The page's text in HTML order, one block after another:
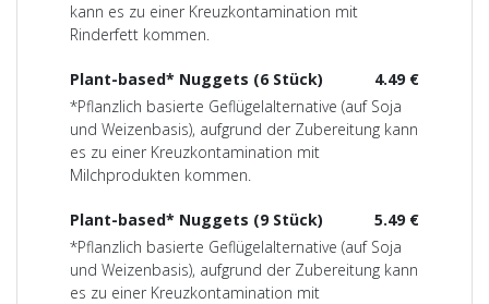
kann es zu einer Kreuzkontamination mit
Rinderfett kommen.
4.49 €
Plant-based* Nuggets (6 Stück)
*Pflanzlich basierte Geflügelalternative (auf Soja
und Weizenbasis), aufgrund der Zubereitung kann
es zu einer Kreuzkontamination mit
Milchprodukten kommen.
5.49 €
Plant-based* Nuggets (9 Stück)
*Pflanzlich basierte Geflügelalternative (auf Soja
und Weizenbasis), aufgrund der Zubereitung kann
es zu einer Kreuzkontamination mit